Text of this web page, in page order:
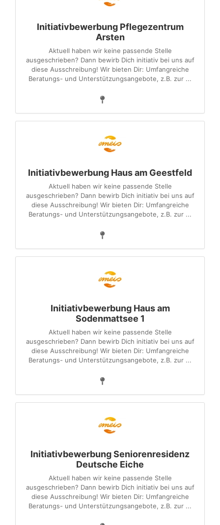
Initiativbewerbung Pflegezentrum
Arsten
Aktuell haben wir keine passende Stelle
ausgeschrieben? Dann bewirb Dich initiativ bei uns auf
diese Ausschreibung! Wir bieten Dir: Umfangreiche
Beratungs- und Unterstützungsangebote, z.B. zur ...
Initiativbewerbung Haus am Geestfeld
Aktuell haben wir keine passende Stelle
ausgeschrieben? Dann bewirb Dich initiativ bei uns auf
diese Ausschreibung! Wir bieten Dir: Umfangreiche
Beratungs- und Unterstützungsangebote, z.B. zur ...
Initiativbewerbung Haus am
Sodenmattsee 1
Aktuell haben wir keine passende Stelle
ausgeschrieben? Dann bewirb Dich initiativ bei uns auf
diese Ausschreibung! Wir bieten Dir: Umfangreiche
Beratungs- und Unterstützungsangebote, z.B. zur ...
Initiativbewerbung Seniorenresidenz
Deutsche Eiche
Aktuell haben wir keine passende Stelle
ausgeschrieben? Dann bewirb Dich initiativ bei uns auf
diese Ausschreibung! Wir bieten Dir: Umfangreiche
Beratungs- und Unterstützungsangebote, z.B. zur ...